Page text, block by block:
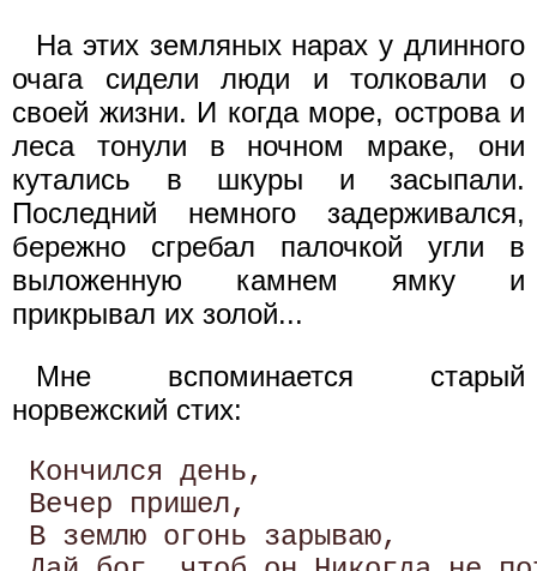
На этих земляных нарах у длинного
очага сидели люди и толковали о
своей жизни. И когда море, острова и
леса тонули в ночном мраке, они
кутались в шкуры и засыпали.
Последний немного задерживался,
бережно сгребал палочкой угли в
выложенную камнем ямку и
прикрывал их золой...
Мне вспоминается старый
норвежский стих:
Кончился день,
Вечер пришел,
В землю огонь зарываю,